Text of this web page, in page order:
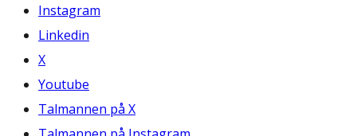
Instagram
Linkedin
X
Youtube
Talmannen på X